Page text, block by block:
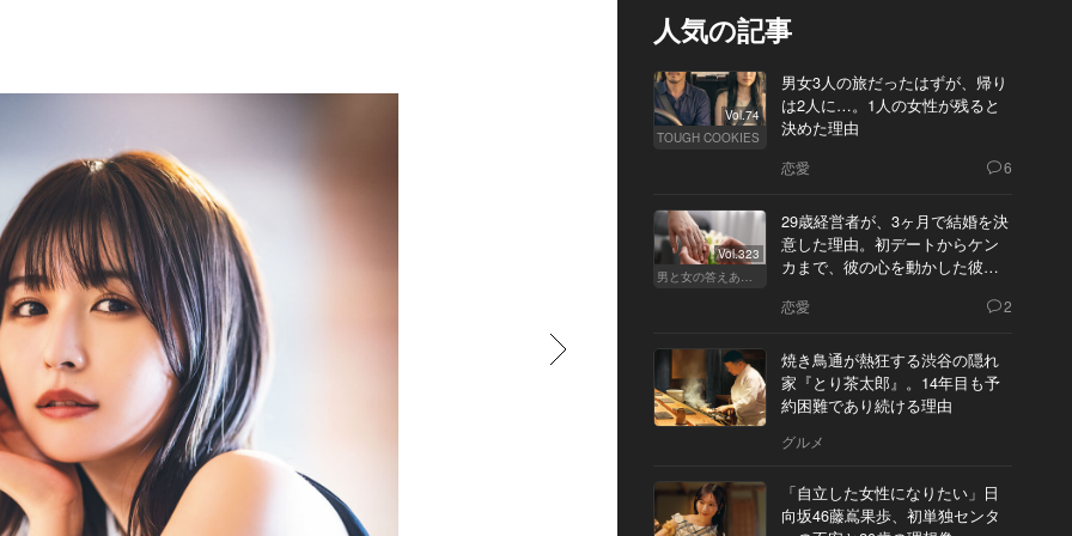
人気の記事
Vol.74
TOUGH COOKIES
男女3人の旅だったはずが、帰り
は2人に…。1人の女性が残ると
決めた理由
恋愛 6
Vol.323
男と女の答えあわせ【Q】
29歳経営者が、3ヶ月で結婚を決
意した理由。初デートからケン
カまで、彼の心を動かした彼女
恋愛 2
焼き鳥通が熱狂する渋谷の隠れ
家『とり茶太郎』。14年目も予
約困難であり続ける理由
グルメ
「自立した女性になりたい」日
向坂46藤嶌果歩、初単独センタ